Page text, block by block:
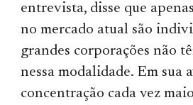
entrevista, disse que
no mercado atual são
grandes corporações não
nessa modalidade. Em sua
concentração cada vez